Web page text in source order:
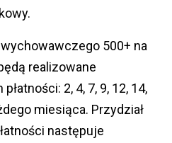
500+ na
realizowane
2, 4, 7, 9, 12, 14,
miesiąca. Przydział
następuje